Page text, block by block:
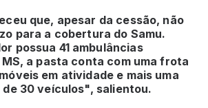
que, apesar da cessão, não
para a cobertura do Samu.
possua 41 ambulâncias
a pasta conta com uma frota
em atividade e mais uma
30 veículos", salientou.